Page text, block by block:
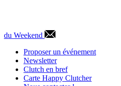
du Weekend
Proposer un événement
Newsletter
Clutch en bref
Carte Happy Clutcher